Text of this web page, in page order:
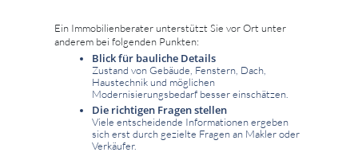
Ein Immobilienberater unterstützt Sie vor Ort unter
anderem bei folgenden Punkten:
Blick für bauliche Details
Zustand von Gebäude, Fenstern, Dach,
Haustechnik und möglichen
Modernisierungsbedarf besser einschätzen.
Die richtigen Fragen stellen
Viele entscheidende Informationen ergeben
sich erst durch gezielte Fragen an Makler oder
Verkäufer.